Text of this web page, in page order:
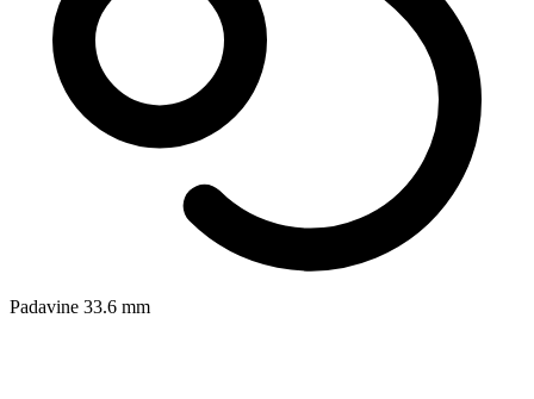
Padavine 33.6 mm